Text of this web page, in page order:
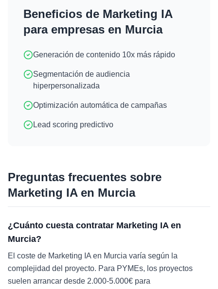
Beneficios de Marketing IA
para empresas en Murcia
Generación de contenido 10x más rápido
Segmentación de audiencia
hiperpersonalizada
Optimización automática de campañas
Lead scoring predictivo
Preguntas frecuentes sobre
Marketing IAen Murcia
¿Cuánto cuesta contratar Marketing IA en
Murcia?
El coste de Marketing IA en Murcia varía según la
complejidad del proyecto. Para PYMEs, los proyectos
suelen arrancar desde 2.000-5.000€ para